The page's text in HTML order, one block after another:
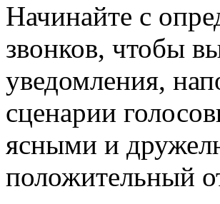
Начинайте с
звонков, чтобы
уведомления,
сценарии
ясными и
положительный